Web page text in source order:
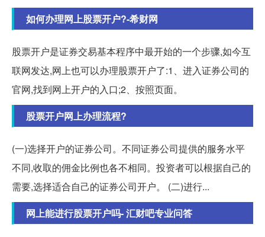
如何办理网上股票开户?-希财网
股票开户是证券交易基本程序中最开始的一个步骤,如今互
联网发达,网上也可以办理股票开户了:1、进入证券公司的
官网,找到网上开户的入口;2、按照页面。
股票开户网上办理流程?
(一)选择开户的证券公司。不同证券公司提供的服务水平
不同,收取的佣金比例也各不相同。投资者可以根据自己的
需要,选择适合自己的证券公司开户。 (二)进行...
网上能进行股票开户吗- 汇财吧专业问答